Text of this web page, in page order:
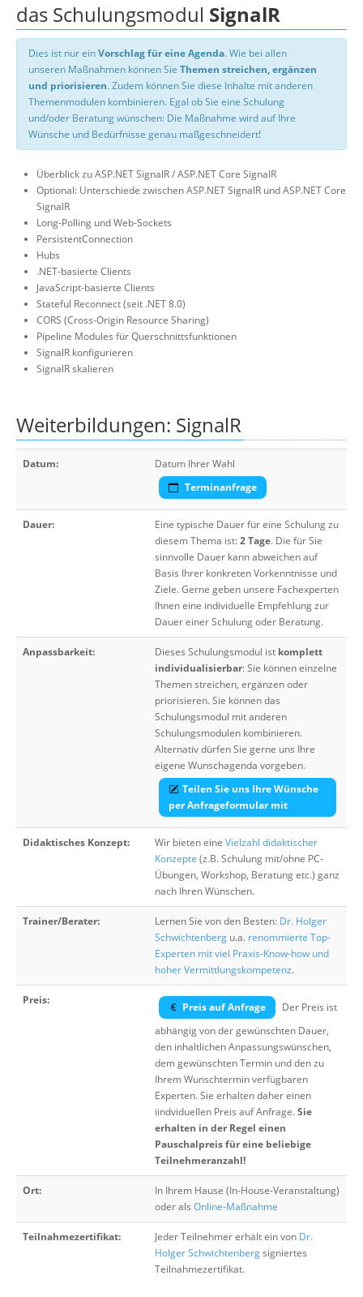
das Schulungsmodul SignalR
Dies ist nur einVorschlag für eine Agenda. Wie bei allen
unseren Maßnahmen können Sie Themen streichen, ergänzen
und priorisieren. Zudem können Sie diese Inhalte mit anderen
Themenmodulen kombinieren. Egal ob Sie eine Schulung
und/oder Beratung wünschen: Die Maßnahme wird auf Ihre
Wünsche und Bedürfnisse genau maßgeschneidert!
Überblick zu ASP.NET SignalR / ASP.NET Core SignalR
Optional: Unterschiede zwischen ASP.NET SignalR und ASP.NET Core
SignalR
Long-Polling und Web-Sockets
PersistentConnection
Hubs
.NET-basierte Clients
JavaScript-basierte Clients
Stateful Reconnect (seit .NET 8.0)
CORS (Cross-Origin Resource Sharing)
Pipeline Modules für Querschnittsfunktionen
SignalR konfigurieren
SignalR skalieren
Weiterbildungen: SignalR
Datum:
Datum Ihrer Wahl
Terminanfrage
Dauer:
Eine typische Dauer für eine Schulung zu
diesem Thema ist:2 Tage. Die für Sie
sinnvolle Dauer kann abweichen auf
Basis Ihrer konkreten Vorkenntnisse und
Ziele. Gerne geben unsere Fachexperten
Ihnen eine individuelle Empfehlung zur
Dauer einer Schulung oder Beratung.
Anpassbarkeit: Dieses Schulungsmodul ist komplett
individualisierbar: Sie können einzelne
Themen streichen, ergänzen oder
priorisieren. Sie können das
Schulungsmodul mit anderen
Schulungsmodulen kombinieren.
Alternativ dürfen Sie gerne uns Ihre
eigene Wunschagenda vorgeben.
Teilen Sie uns Ihre Wünsche
per Anfrageformular mit
Didaktisches Konzept: Wir bieten eine Vielzahl didaktischer
Konzepte (z.B. Schulung mit/ohne PC-
Übungen, Workshop, Beratung etc.) ganz
nach Ihren Wünschen.
Trainer/Berater: Lernen Sie von den Besten: Dr. Holger
Schwichtenberg u.a. renommierte Top-
Experten mit viel Praxis-Know-how und
hoher Vermittlungskompetenz.
Preis:
Preis auf Anfrage
Der Preis ist
abhängig von der gewünschten Dauer,
den inhaltlichen Anpassungswünschen,
dem gewünschten Termin und den zu
Ihrem Wunschtermin verfügbaren
Experten. Sie erhalten daher einen
iindviduellen Preis auf Anfrage.Sie
erhalten in der Regel einen
Pauschalpreis für eine beliebige
Teilnehmeranzahl!
Ort:
In Ihrem Hause (In-House-Veranstaltung)
oder als Online-Maßnahme
Teilnahmezertifikat: Jeder Teilnehmer erhält ein von Dr.
Holger Schwichtenbergsigniertes
Teilnahmezertifikat.